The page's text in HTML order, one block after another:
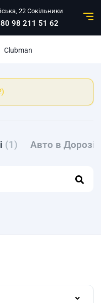
22 Сокільники
98 211 51 62
Clubman
(2)
(1) Авто в Дорозі